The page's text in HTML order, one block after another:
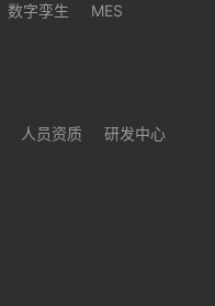
数字孪生
MES
人员资质
研发中心